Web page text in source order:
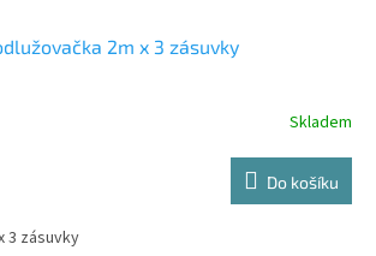
2m x 3 zásuvky
Skladem
Do košíku
3 zásuvky